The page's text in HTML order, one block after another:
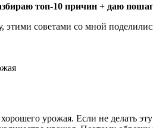
топ-10 причин + даю
этими советами со мной
урожая. Если не делать